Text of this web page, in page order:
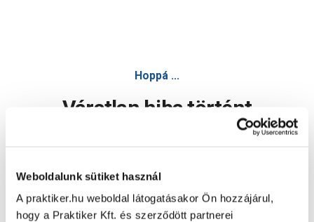
Weboldalunk sütiket használ
A praktiker.hu weboldal látogatásakor Ön hozzájárul,
hogy a Praktiker Kft. és szerződött partnerei
Hoppá ...
Váratlan hiba történt
Oldal újratöltése